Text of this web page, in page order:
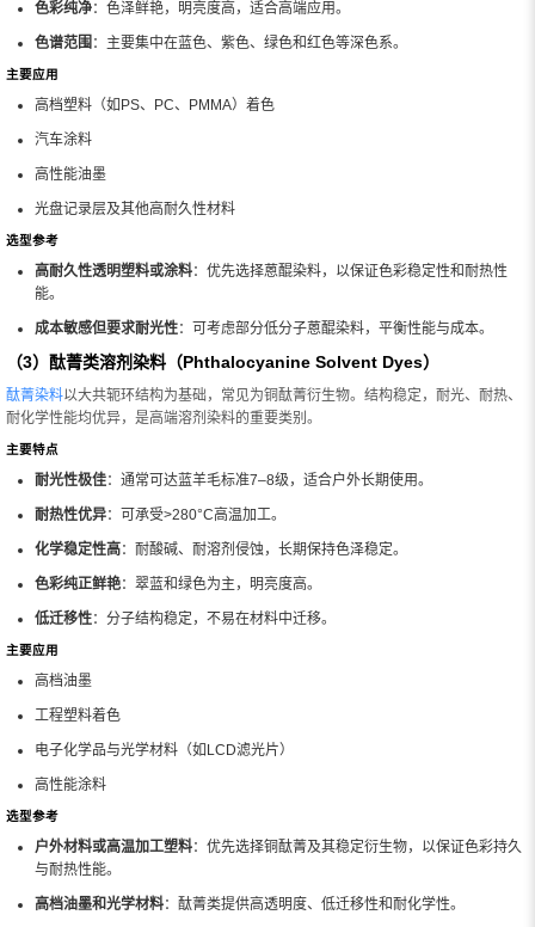
色彩纯净：色泽鲜艳，明亮度高，适合高端应用。
色谱范围 ：主要集中在蓝色、紫色、绿色和红色等深色系。
主要应用
高档塑料（如PS、PC、PMMA）着色
汽车涂料
高性能油墨
光盘记录层及其他高耐久性材料
选型参考
高耐久性透明塑料或涂料：优先选择蒽醌染料，以保证色彩稳定性和耐热性
能。
成本敏感但要求耐光性：可考虑部分低分子蒽醌染料，平衡性能与成本。
（3）酞菁类溶剂染料（Phthalocyanine Solvent Dyes）
酞菁染料以大共轭环结构为基础，常见为铜酞菁衍生物。结构稳定，耐光、耐热、
耐化学性能均优异，是高端溶剂染料的重要类别。
主要特点
耐光性极佳：通常可达蓝羊毛标准7–8级，适合户外长期使用。
耐热性优异：可承受>280°C高温加工。
化学稳定性高：耐酸碱、耐溶剂侵蚀，长期保持色泽稳定。
色彩纯正鲜艳：翠蓝和绿色为主，明亮度高。
低迁移性：分子结构稳定，不易在材料中迁移。
主要应用
高档油墨
工程塑料着色
电子化学品与光学材料（如LCD滤光片）
高性能涂料
选型参考
户外材料或高温加工塑料：优先选择铜酞菁及其稳定衍生物，以保证色彩持久
与耐热性能。
高档油墨和光学材料：酞菁类提供高透明度、低迁移性和耐化学性。